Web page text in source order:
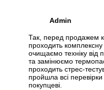
Admin
Так, перед продажем
проходить
очищаємо техніку від
та замінюємо
проходить стрес-
пройшла всі
покупцеві.